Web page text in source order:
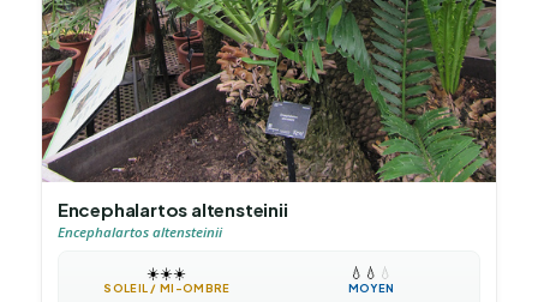
Encephalartos altensteinii
Encephalartos altensteinii
☀️☀️☀️
SOLEIL / MI-OMBRE
💧 💧 💧
MOYEN